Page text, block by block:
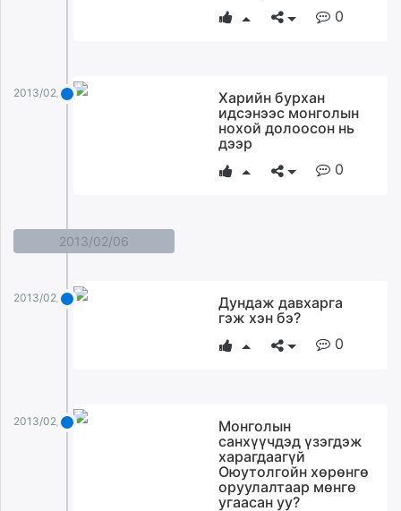
0
2013/02/09
Харийн бурхан
идсэнээс монголын
нохой долоосон нь
дээр
0
2013/02/06
2013/02/06
Дундаж давхарга
гэж хэн бэ?
0
2013/02/06
Монголын
санхүүчдэд үзэгдэж
харагдаагүй
Оюутолгойн хөрөнгө
оруулалтаар мөнгө
угаасан уу?